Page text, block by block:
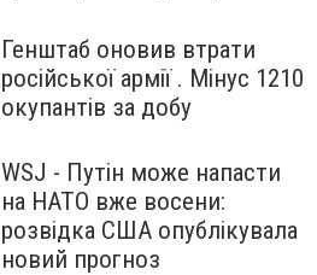
Генштаб оновив втрати
російської армії . Мінус 1210
окупантів за добу
WSJ - Путін може напасти
на НАТО вже восени:
розвідка США опублікувала
новий прогноз